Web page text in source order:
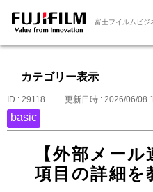
富士フイルムビジ
カテゴリー表示
ID : 29118 更新日時 : 2026/06/08
basic
【外部メー
項目の詳細を